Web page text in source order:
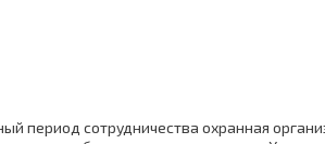
период сотрудничества охранная